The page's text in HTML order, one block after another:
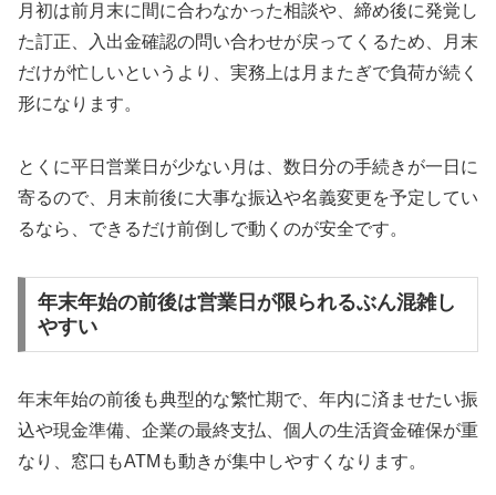
月初は前月末に間に合わなかった相談や、締め後に発覚し
た訂正、入出金確認の問い合わせが戻ってくるため、月末
だけが忙しいというより、実務上は月またぎで負荷が続く
形になります。
とくに平日営業日が少ない月は、数日分の手続きが一日に
寄るので、月末前後に大事な振込や名義変更を予定してい
るなら、できるだけ前倒しで動くのが安全です。
年末年始の前後は営業日が限られるぶん混雑し
やすい
年末年始の前後も典型的な繁忙期で、年内に済ませたい振
込や現金準備、企業の最終支払、個人の生活資金確保が重
なり、窓口もATMも動きが集中しやすくなります。